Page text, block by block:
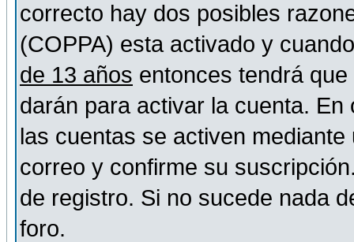
correcto hay dos posibles
(COPPA) esta activado y
de 13 años entonces tendrá
darán para activar la cuenta.
las cuentas se activen
correo y confirme su
de registro. Si no sucede nada
foro.